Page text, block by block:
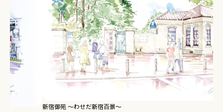
新宿御苑 ～わせだ新宿百景～